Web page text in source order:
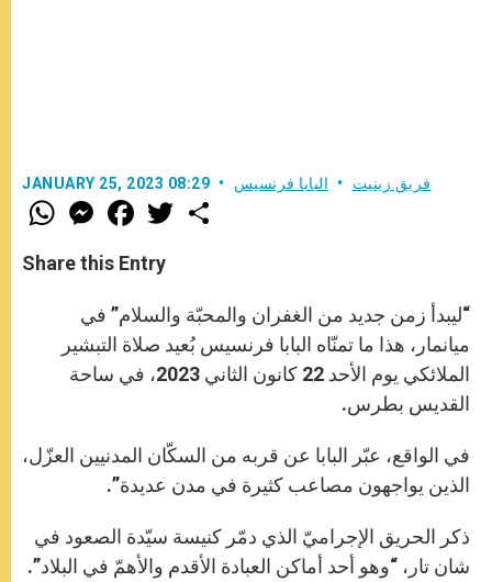
JANUARY 25, 2023 08:29 فريق زينيت البابا فرنسيس
W
h
t
s
M
e
s
e
g
e
r
F
a
e
b
o
k
w
Share this Entry
“ليبدأ زمن جديد من الغفران والمحبّة والسلام” في
ميانمار، هذا ما تمنّاه البابا فرنسيس بُعيد صلاة التبشير
الملائكي يوم الأحد 22 كانون الثاني 2023، في ساحة
القديس بطرس.
في الواقع، عبّر البابا عن قربه من السكّان المدنيين العزّل،
الذين يواجهون مصاعب كثيرة في مدن عديدة”.
ذكر الحريق الإجراميّ الذي دمّر كنيسة سيّدة الصعود في
شان تار، “وهو أحد أماكن العبادة الأقدم والأهمّ في البلاد”.